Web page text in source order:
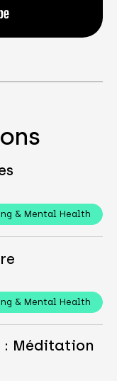
& Mental Health
& Mental Health
: Méditation